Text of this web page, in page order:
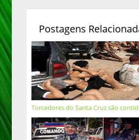
Postagens
Torcedores do Santa Cruz são